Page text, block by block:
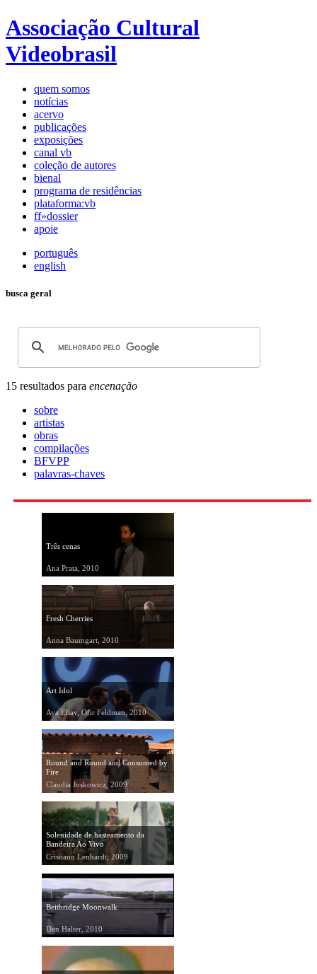
Associação Cultural
Videobrasil
quem somos
notícias
acervo
publicações
exposições
canal vb
coleção de autores
bienal
programa de residências
plataforma:vb
ff»dossier
apoie
português
english
busca geral
15 resultados para encenação
sobre
artistas
obras
compilações
BFVPP
palavras-chaves
Três cenas
Ana Prata, 2010
Fresh Cherries
Anna Baumgart, 2010
Art Idol
Aya Eliav, Ofir Feldman, 2010
Round and Round and Consumed by
Fire
Claudia Joskowicz, 2009
Solenidade de hasteamento da
Bandeira Ao Vivo
Cristiano Lenhardt, 2009
Beitbridge Moonwalk
Dan Halter, 2010